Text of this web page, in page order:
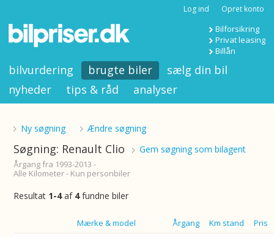
Log ind Opret konto
Bilforsikring
Privat leasing
Billån
bilvurdering brugte biler
sælg din bil
nyheder
tips & råd analyser
Ny søgning Ændre søgning
Søgning: Renault Clio Gem søgning som bilagent
Årgang fra 1993-2013 -
Alle Kilometer - Kun personbiler
Resultat 1-4af 4fundne biler
Mærke & model Årgang Km stand Pris